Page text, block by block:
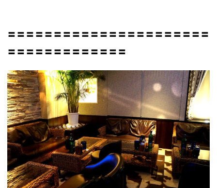
〓〓〓〓〓〓〓〓〓〓〓〓〓〓〓〓〓〓〓〓〓〓
〓〓〓〓〓〓〓〓〓〓〓〓〓